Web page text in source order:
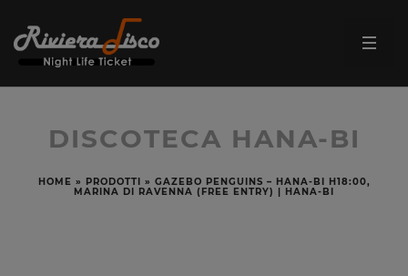
DISCOTECA HANA-BI
HOME » PRODOTTI » GAZEBO PENGUINS – HANA-BI H18:00,
MARINA DI RAVENNA (FREE ENTRY) | HANA-BI